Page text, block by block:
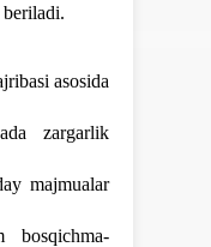
asosida
zargarlik
majmualar
bosqichma-